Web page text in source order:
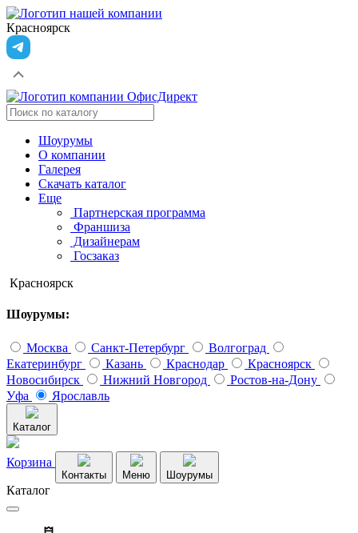
Красноярск
Шоурумы
О компании
Галерея
Скачать каталог
Еще
Партнерская программа
Франшиза
Дизайнерам
Госзаказ
Красноярск
Шоурумы:
Москва Санкт-Петербург
Волгоград
Екатеринбург
Казань Краснодар
Красноярск
Новосибирск
Нижний Новгород
Ростов-на-Дону
Уфа
Ярославль
Каталог
Корзина
Контакты Меню Шоурумы
Каталог